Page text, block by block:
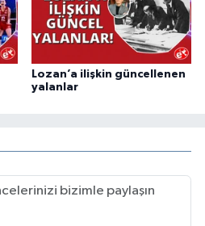
Lozan’a ilişkin güncellenen
yalanlar